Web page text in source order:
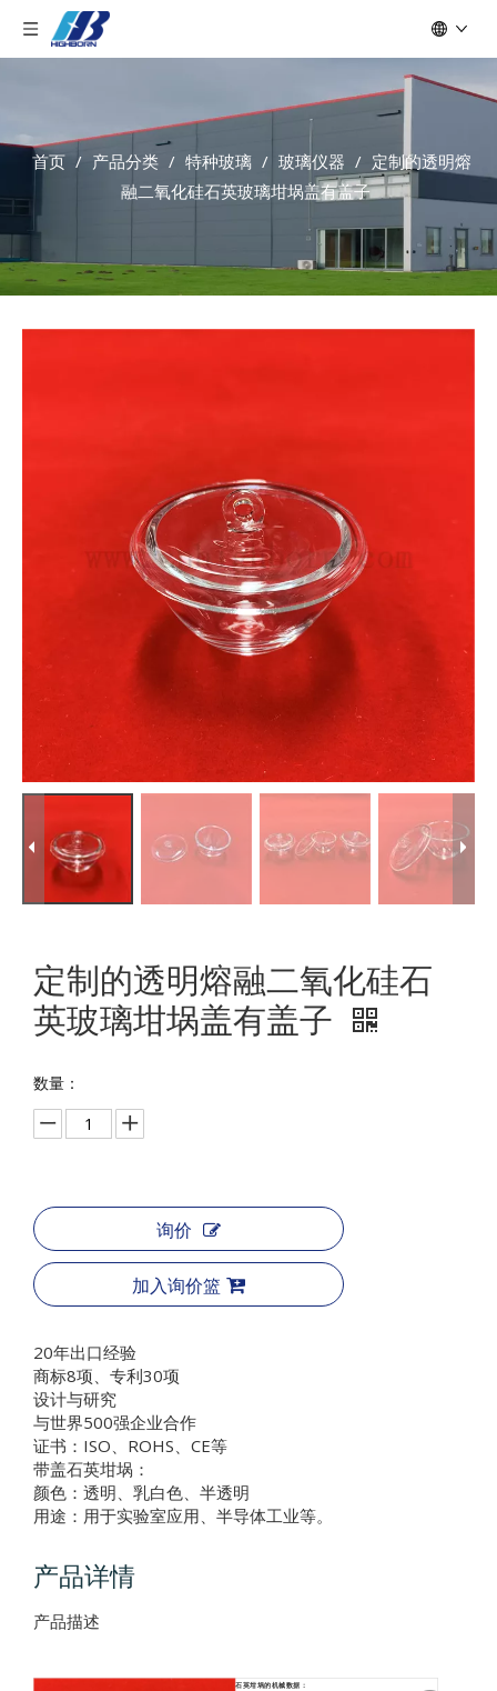
首页 / 产品分类 / 特种玻璃 / 玻璃仪器 / 定制的透明熔
融二氧化硅石英玻璃坩埚盖有盖子
定制的透明熔融二氧化硅石
英玻璃坩埚盖有盖子
数量：
询价
加入询价篮
20年出口经验
商标8项、专利30项
设计与研究
与世界500强企业合作
证书：ISO、ROHS、CE等
带盖石英坩埚：
颜色：透明、乳白色、半透明
用途：用于实验室应用、半导体工业等。
产品详情
产品描述
石英坩埚的机械数据：